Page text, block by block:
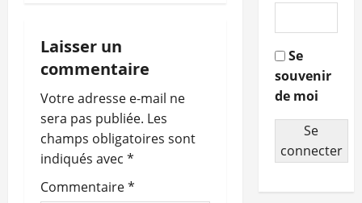
g
a
t
i
o
Laisser un
commentaire
Votre adresse e-mail ne
sera pas publiée. Les
champs obligatoires sont
indiqués avec *
Commentaire*
Se
souvenir
de moi
Se
connecter